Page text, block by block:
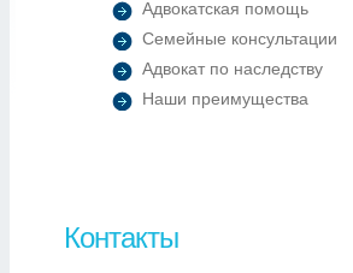
Адвокатская помощь
Семейные консультации
Адвокат по наследству
Наши преимущества
Контакты